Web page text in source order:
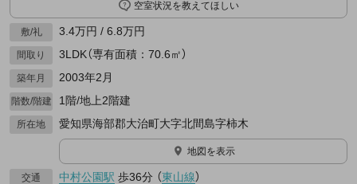
空室状況を教えてほしい
敷/礼 3.4万円 / 6.8万円
間取り 3LDK（専有面積：70.6㎡）
築年月 2003年2月
階数/階建 1階/地上2階建
所在地 愛知県海部郡大治町大字北間島字柿木
地図を表示
交通 中村公園駅 歩36分 （東山線）